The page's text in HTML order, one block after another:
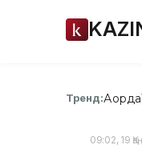
Тренд:Ақорда
09:02, 19